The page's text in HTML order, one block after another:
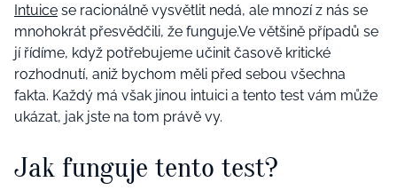
Intuice se racionálně vysvětlit nedá, ale mnozí z nás se
mnohokrát přesvědčili, že funguje.Ve většině případů se
jí řídíme, když potřebujeme učinit časově kritické
rozhodnutí, aniž bychom měli před sebou všechna
fakta. Každý má však jinou intuici a tento test vám může
ukázat, jak jste na tom právě vy.
Jak funguje tento test?